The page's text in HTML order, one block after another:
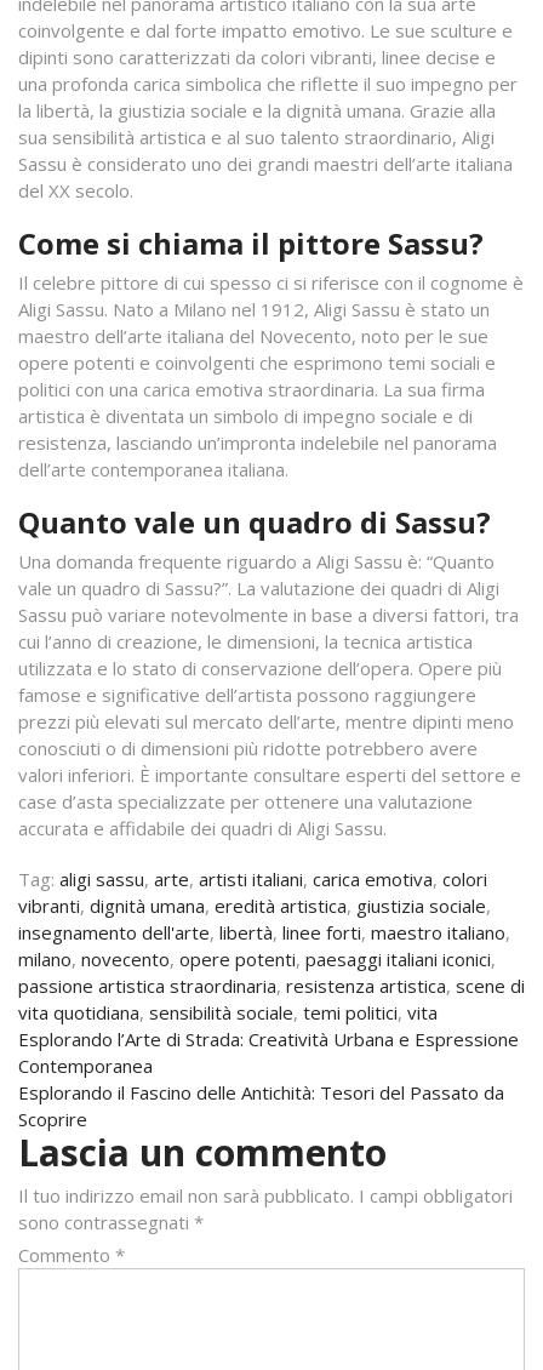
coinvolgente e dal forte impatto emotivo. Le sue sculture e
dipinti sono caratterizzati da colori vibranti, linee decise e
una profonda carica simbolica che riflette il suo impegno per
la libertà, la giustizia sociale e la dignità umana. Grazie alla
sua sensibilità artistica e al suo talento straordinario, Aligi
Sassu è considerato uno dei grandi maestri dell’arte italiana
del XX secolo.
Come si chiama il pittore Sassu?
Il celebre pittore di cui spesso ci si riferisce con il cognome è
Aligi Sassu. Nato a Milano nel 1912, Aligi Sassu è stato un
maestro dell’arte italiana del Novecento, noto per le sue
opere potenti e coinvolgenti che esprimono temi sociali e
politici con una carica emotiva straordinaria. La sua firma
artistica è diventata un simbolo di impegno sociale e di
resistenza, lasciando un’impronta indelebile nel panorama
dell’arte contemporanea italiana.
Quanto vale un quadro di Sassu?
Una domanda frequente riguardo a Aligi Sassu è: “Quanto
vale un quadro di Sassu?”. La valutazione dei quadri di Aligi
Sassu può variare notevolmente in base a diversi fattori, tra
cui l’anno di creazione, le dimensioni, la tecnica artistica
utilizzata e lo stato di conservazione dell’opera. Opere più
famose e significative dell’artista possono raggiungere
prezzi più elevati sul mercato dell’arte, mentre dipinti meno
conosciuti o di dimensioni più ridotte potrebbero avere
valori inferiori. È importante consultare esperti del settore e
case d’asta specializzate per ottenere una valutazione
accurata e affidabile dei quadri di Aligi Sassu.
Tag: aligi sassu, arte, artisti italiani, carica emotiva, colori
vibranti, dignità umana, eredità artistica, giustizia sociale,
insegnamento dell'arte, libertà, linee forti, maestro italiano,
milano, novecento, opere potenti, paesaggi italiani iconici,
passione artistica straordinaria, resistenza artistica, scene di
vita quotidiana, sensibilità sociale, temi politici, vita
Navigazione
articoli
Esplorando l’Arte di Strada: Creatività Urbana e Espressione
Contemporanea
Esplorando il Fascino delle Antichità: Tesori del Passato da
Scoprire
Lascia un commento
Il tuo indirizzo email non sarà pubblicato. I campi obbligatori
sono contrassegnati *
Commento *